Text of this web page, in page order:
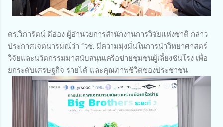
ดร.วิภารัตน์ ดีอ่อง ผู้อำนวยการสำนักงานการวิจัยแห่งชาติ กล่าว
ประกาศเจตนารมณ์ว่า “วช. มีความมุ่งมั่นในการนำวิทยาศาสตร์
วิจัยและนวัตกรรมมาสนับสนุนเครือข่ายชุมชนผู้เลี้ยงชันโรง เพื่อ
ยกระดับเศรษฐกิจ รายได้ และคุณภาพชีวิตของประชาชน